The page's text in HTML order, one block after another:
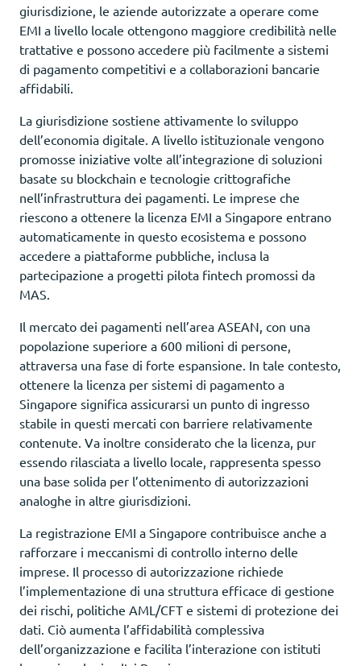
giurisdizione, le aziende autorizzate a operare come
EMI a livello locale ottengono maggiore credibilità nelle
trattative e possono accedere più facilmente a sistemi
di pagamento competitivi e a collaborazioni bancarie
affidabili.
La giurisdizione sostiene attivamente lo sviluppo
dell’economia digitale. A livello istituzionale vengono
promosse iniziative volte all’integrazione di soluzioni
basate su blockchain e tecnologie crittografiche
nell’infrastruttura dei pagamenti. Le imprese che
riescono a ottenere la licenza EMI a Singapore entrano
automaticamente in questo ecosistema e possono
accedere a piattaforme pubbliche, inclusa la
partecipazione a progetti pilota fintech promossi da
MAS.
Il mercato dei pagamenti nell’area ASEAN, con una
popolazione superiore a 600 milioni di persone,
attraversa una fase di forte espansione. In tale contesto,
ottenere la licenza per sistemi di pagamento a
Singapore significa assicurarsi un punto di ingresso
stabile in questi mercati con barriere relativamente
contenute. Va inoltre considerato che la licenza, pur
essendo rilasciata a livello locale, rappresenta spesso
una base solida per l’ottenimento di autorizzazioni
analoghe in altre giurisdizioni.
La registrazione EMI a Singapore contribuisce anche a
rafforzare i meccanismi di controllo interno delle
imprese. Il processo di autorizzazione richiede
l’implementazione di una struttura efficace di gestione
dei rischi, politiche AML/CFT e sistemi di protezione dei
dati. Ciò aumenta l’affidabilità complessiva
dell’organizzazione e facilita l’interazione con istituti